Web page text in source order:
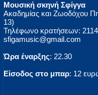
Μουσική σκηνή Σφίγγα
Ακαδημίας και Ζωοδόχου
13)
Τηλέφωνο κρατήσεων:
sfigamusic@gmail.com
Ώρα έναρξης: 22.30
Είσοδος στο μπαρ: 12